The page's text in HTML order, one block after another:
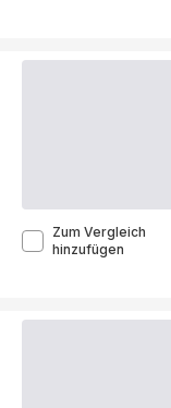
Zum Vergleich
hinzufügen